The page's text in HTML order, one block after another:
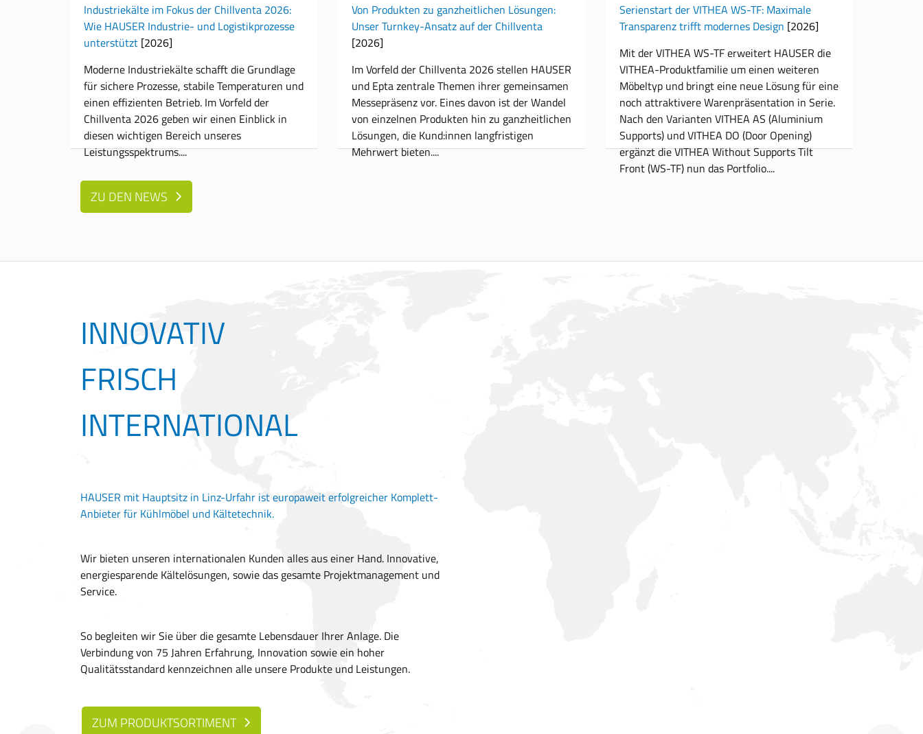
Industriekälte im Fokus der Chillventa 2026:
Wie HAUSER Industrie- und Logistikprozesse
unterstützt [2026]
Moderne Industriekälte schafft die Grundlage
für sichere Prozesse, stabile Temperaturen und
einen effizienten Betrieb. Im Vorfeld der
Chillventa 2026 geben wir einen Einblick in
diesen wichtigen Bereich unseres
Leistungsspektrums.
Von Produkten zu ganzheitlichen Lösungen:
Unser Turnkey-Ansatz auf der Chillventa
[2026]
Im Vorfeld der Chillventa 2026 stellen HAUSER
und Epta zentrale Themen ihrer gemeinsamen
Messepräsenz vor. Eines davon ist der Wandel
von einzelnen Produkten hin zu ganzheitlichen
Lösungen, die Kund:innen langfristigen
Mehrwert bieten.
Serienstart der VITHEA WS-TF: Maximale
Transparenz trifft modernes Design [2026]
Mit der VITHEA WS-TF erweitert HAUSER die
VITHEA-Produktfamilie um einen weiteren
Möbeltyp und bringt eine neue Lösung für eine
noch attraktivere Warenpräsentation in Serie.
Nach den Varianten VITHEA AS (Aluminium
Supports) und VITHEA DO (Door Opening)
ergänzt die VITHEA Without Supports Tilt
Front (WS-TF) nun das Portfolio.
ZU DEN NEWS
INNOVATIV
FRISCH
INTERNATIONAL
HAUSER mit Hauptsitz in Linz-Urfahr ist europaweit erfolgreicher Komplett-
Anbieter für Kühlmöbel und Kältetechnik.
Wir bieten unseren internationalen Kunden alles aus einer Hand. Innovative,
energiesparende Kältelösungen, sowie das gesamte Projektmanagement und
Service.
So begleiten wir Sie über die gesamte Lebensdauer Ihrer Anlage. Die
Verbindung von 75 Jahren Erfahrung, Innovation sowie ein hoher
Qualitätsstandard kennzeichnen alle unsere Produkte und Leistungen.
ZUM PRODUKTSORTIMENT